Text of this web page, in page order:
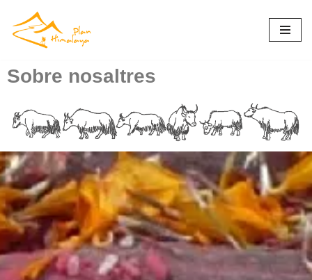
Vés
contingut
Sobre nosaltres